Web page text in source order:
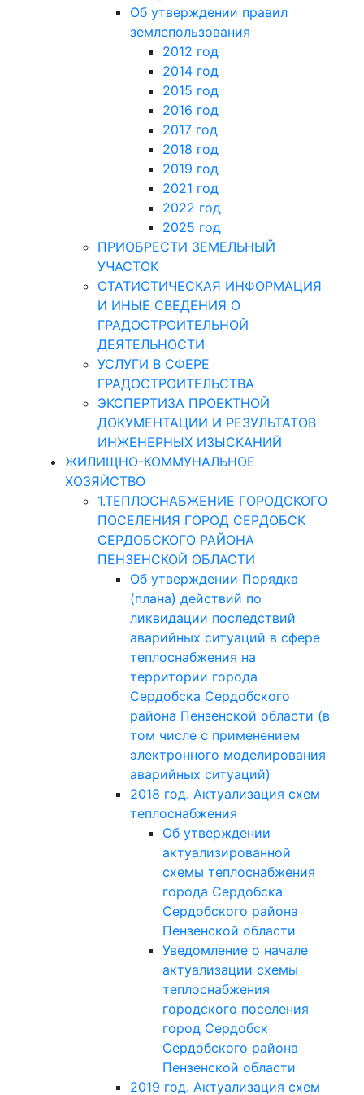
Об утверждении правил
землепользования
2012 год
2014 год
2015 год
2016 год
2017 год
2018 год
2019 год
2021 год
2022 год
2025 год
ПРИОБРЕСТИ ЗЕМЕЛЬНЫЙ
УЧАСТОК
СТАТИСТИЧЕСКАЯ ИНФОРМАЦИЯ
И ИНЫЕ СВЕДЕНИЯ О
ГРАДОСТРОИТЕЛЬНОЙ
ДЕЯТЕЛЬНОСТИ
УСЛУГИ В СФЕРЕ
ГРАДОСТРОИТЕЛЬСТВА
ЭКСПЕРТИЗА ПРОЕКТНОЙ
ДОКУМЕНТАЦИИ И РЕЗУЛЬТАТОВ
ИНЖЕНЕРНЫХ ИЗЫСКАНИЙ
ЖИЛИЩНО-КОММУНАЛЬНОЕ
ХОЗЯЙСТВО
1.ТЕПЛОСНАБЖЕНИЕ ГОРОДСКОГО
ПОСЕЛЕНИЯ ГОРОД СЕРДОБСК
СЕРДОБСКОГО РАЙОНА
ПЕНЗЕНСКОЙ ОБЛАСТИ
Об утверждении Порядка
(плана) действий по
ликвидации последствий
аварийных ситуаций в сфере
теплоснабжения на
территории города
Сердобска Сердобского
района Пензенской области (в
том числе с применением
электронного моделирования
аварийных ситуаций)
2018 год. Актуализация схем
теплоснабжения
Об утверждении
актуализированной
схемы теплоснабжения
города Сердобска
Сердобского района
Пензенской области
Уведомление о начале
актуализации схемы
теплоснабжения
городского поселения
город Сердобск
Сердобского района
Пензенской области
2019 год. Актуализация схем